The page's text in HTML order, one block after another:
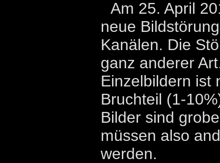
Am 25. April
neue
Kanälen. Die
ganz anderer
Einzelbildern ist
Bruchteil (1-
Bilder sind
müssen also
werden.